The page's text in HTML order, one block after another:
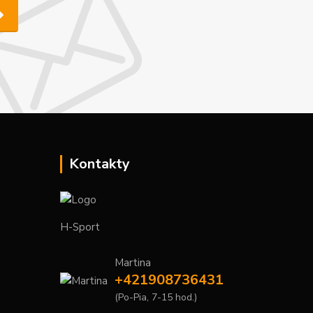
Kontakty
H-Sport
Martina
+421908736431
(Po-Pia, 7-15 hod.)